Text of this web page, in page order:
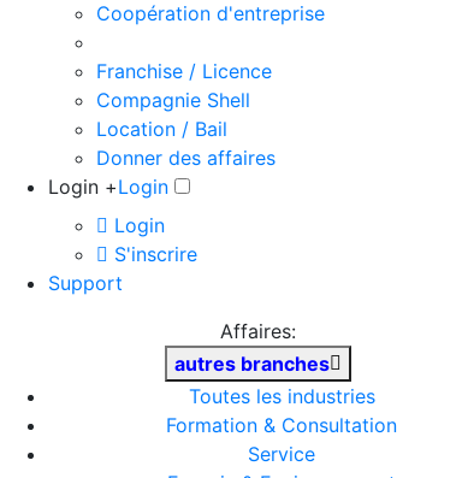
Coopération d'entreprise
Franchise / Licence
Compagnie Shell
Location / Bail
Donner des affaires
Login +Login
Login
S'inscrire
Support
Affaires:
autres branches
Toutes les industries
Formation & Consultation
Service